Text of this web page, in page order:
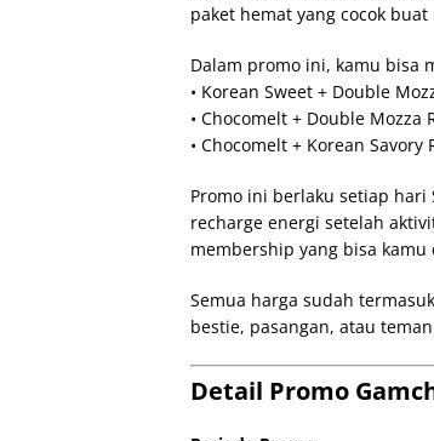
paket hemat yang cocok
Dalam promo ini, kamu bisa
• Korean Sweet + Double
• Chocomelt + Double Mozza
• Chocomelt + Korean Savory
Promo ini berlaku setiap hari
recharge energi setelah
membership yang bisa
Semua harga sudah
bestie, pasangan, atau
Detail Promo